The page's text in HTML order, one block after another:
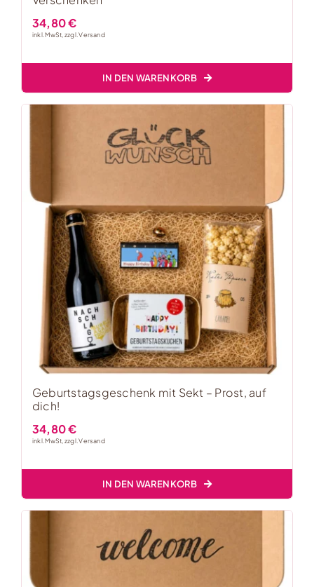
34,80€
inkl. MwSt, zzgl.Versand
IN DEN WARENKORB
Geburtstagsgeschenk mit Sekt – Prost, auf
dich!
34,80€
inkl. MwSt, zzgl.Versand
IN DEN WARENKORB